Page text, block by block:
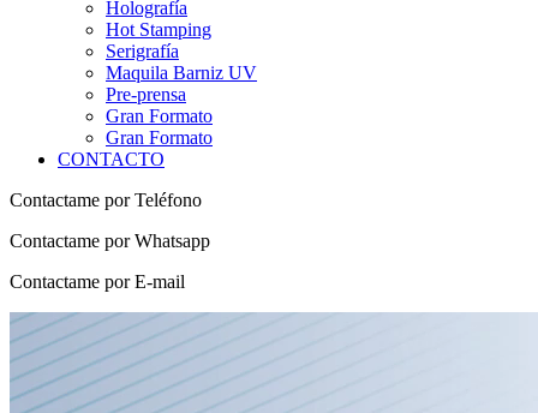
Holografía
Hot Stamping
Serigrafía
Maquila Barniz UV
Pre-prensa
Gran Formato
Gran Formato
CONTACTO
Contactame por Teléfono
Contactame por Whatsapp
Contactame por E-mail